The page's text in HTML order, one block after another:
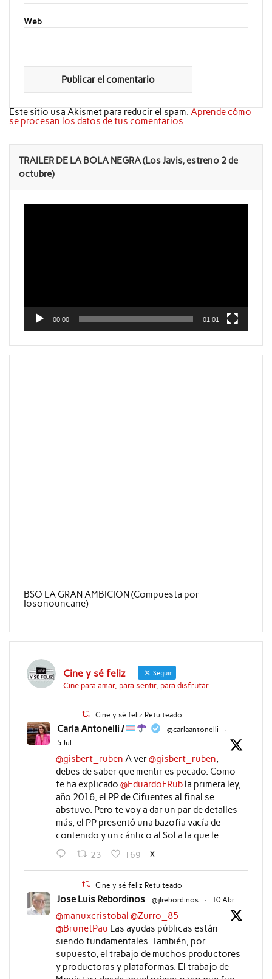
Web
Este sitio usa Akismet para reducir el spam.Aprende cómo
se procesan los datos de tus comentarios.
TRAILER DE LA BOLA NEGRA (Los Javis, estreno 2 de
octubre)
Reproductor
00:00 01:01
BSO LA GRAN AMBICION (Compuesta por
Iosonouncane)
Cine y sé feliz Seguir
Cine para amar, para sentir, para disfrutar...
Cine y sé feliz Retuiteado
Carla Antonelli / @carlaantonelli
·
5 Jul
@gisbert_ruben A ver@gisbert_ruben,
debes de saber que mentir es pecado. Como
te ha explicado @EduardoFRubla primera ley,
año 2016, el PP de Cifuentes al final se
abstuvo. Pero te voy a dar un par de detalles
más, el PP presentó una bazofia vacía de
contenido y un cántico al Sol a la que le
23 169 X
Cine y sé feliz Retuiteado
Jose Luis Rebordinos @jlrebordinos · 10 Abr
@manuxcristobal @Zurro_85
@BrunetPau Las ayudas públicas están
siendo fundamentales. También, por
supuesto, el trabajo de muchos productores
y productoras y plataformas. El trabajo de